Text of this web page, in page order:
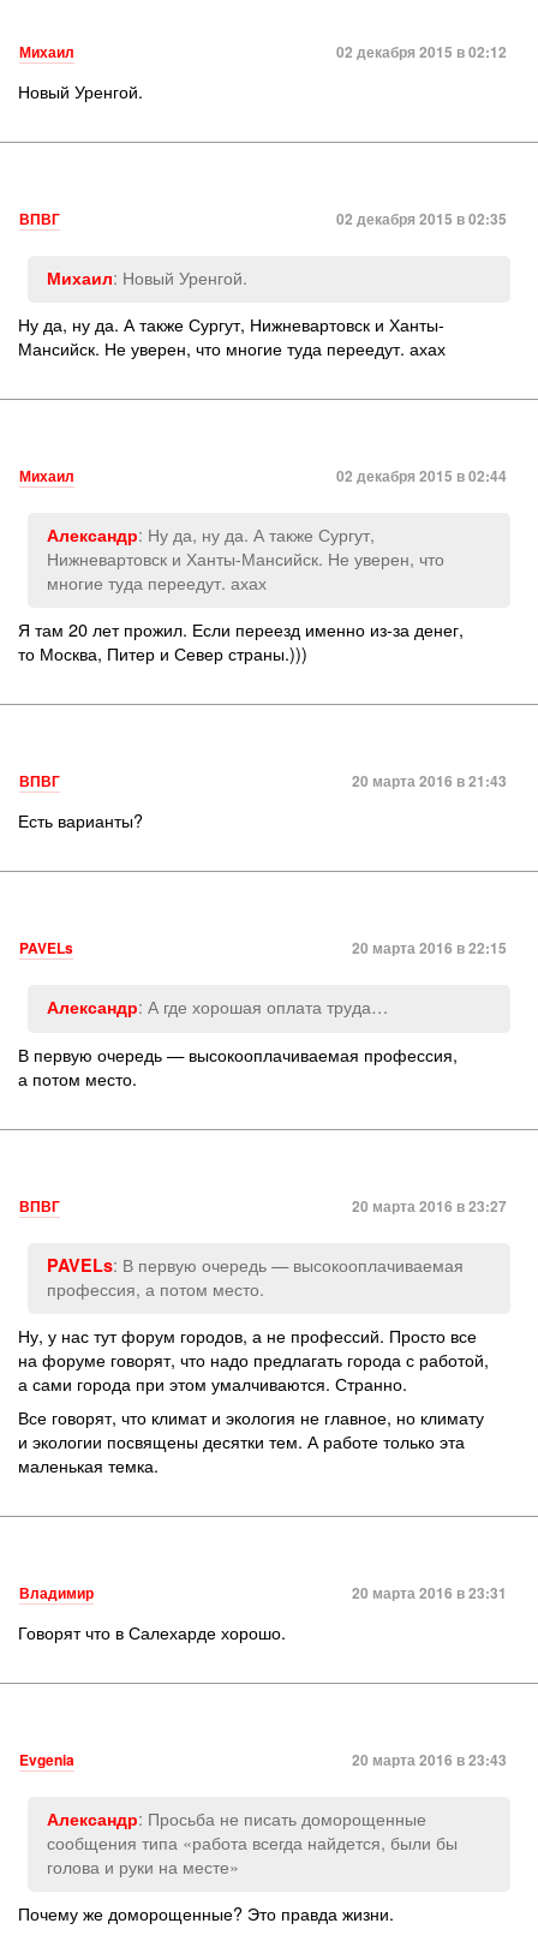
Михаил 02 декабря 2015 в 02:12
Новый Уренгой.
ВПВГ 02 декабря 2015 в 02:35
Михаил: Новый Уренгой.
Ну да, ну да. А также Сургут, Нижневартовск и Ханты-
Мансийск. Не уверен, что многие туда переедут. ахах
Михаил 02 декабря 2015 в 02:44
Александр: Ну да, ну да. А также Сургут,
Нижневартовск и Ханты-Мансийск. Не уверен, что
многие туда переедут. ахах
Я там 20 лет прожил. Если переезд именно из-за денег,
то Москва, Питер и Север страны.)))
ВПВГ 20 марта 2016 в 21:43
Есть варианты?
PAVELs 20 марта 2016 в 22:15
Александр: А где хорошая оплата труда…
В первую очередь — высокооплачиваемая профессия,
а потом место.
ВПВГ 20 марта 2016 в 23:27
PAVELs: В первую очередь — высокооплачиваемая
профессия, а потом место.
Ну, у нас тут форум городов, а не профессий. Просто все
на форуме говорят, что надо предлагать города с работой,
а сами города при этом умалчиваются. Странно.
Все говорят, что климат и экология не главное, но климату
и экологии посвящены десятки тем. А работе только эта
маленькая темка.
Владимир 20 марта 2016 в 23:31
Говорят что в Салехарде хорошо.
Evgenia 20 марта 2016 в 23:43
Александр: Просьба не писать доморощенные
сообщения типа «работа всегда найдется, были бы
голова и руки на месте»
Почему же доморощенные? Это правда жизни.